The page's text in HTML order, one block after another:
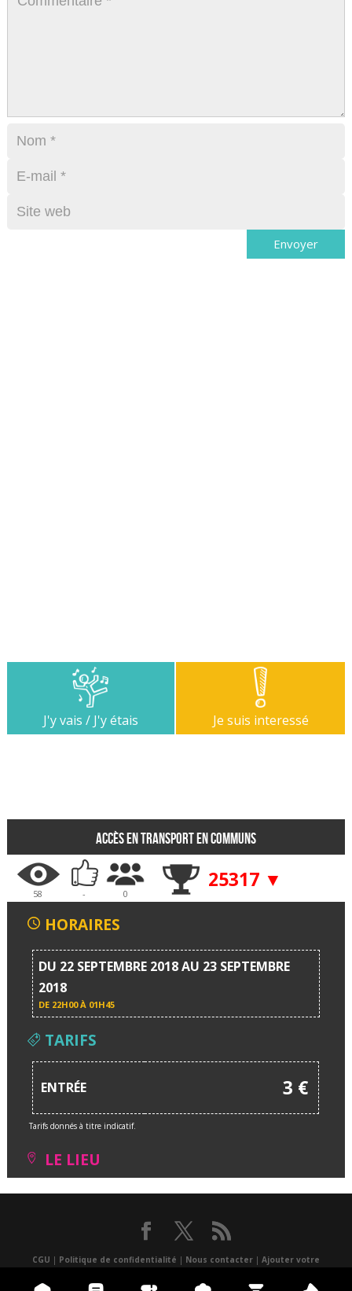
J'y vais / J'y étais Je suis interessé
Accès en transport en communs
58 - 0
25317 ▼
HORAIRES
DU 22 SEPTEMBRE 2018 AU 23 SEPTEMBRE
2018
DE 22H00 À 01H45
TARIFS
ENTRÉE 3 €
Tarifs donnés à titre indicatif.
LE LIEU
CGU | Politique de confidentialité | Nous contacter| Ajouter votre